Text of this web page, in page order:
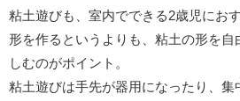
粘土遊びも、室内でできる2歳児にお
形を作るというよりも、粘土の形を自
しむのがポイント。
粘土遊びは手先が器用になったり、集